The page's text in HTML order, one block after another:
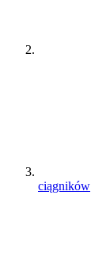
ciągników